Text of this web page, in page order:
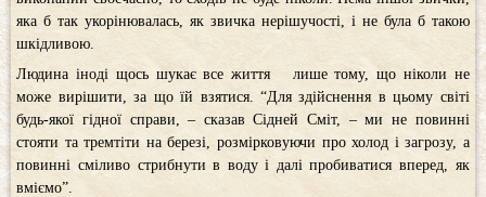
яка б так укорінювалась, як звичка нерішучості, і не була б такою
шкідливою.
Людина іноді щось шукає все життя лише тому, що ніколи не
може вирішити, за що їй взятися. “Для здійснення в цьому світі
будь-якої гідної справи, – сказав Сідней Сміт, – ми не повинні
стояти та тремтіти на березі, розмірковуючи про холод і загрозу, а
повинні сміливо стрибнути в воду і далі пробиватися вперед, як
вміємо”.